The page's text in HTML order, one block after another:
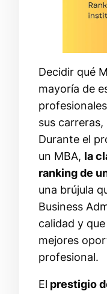
Decidir qué
mayoría de
sus
Durante el
un MBA, la
ranking de
una brújula
Business
calidad y
mejores
profesional.
El prestigio